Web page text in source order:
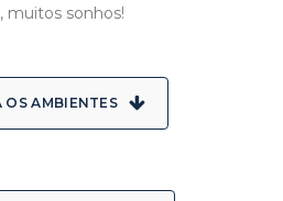
muitos sonhos!
OS AMBIENTES